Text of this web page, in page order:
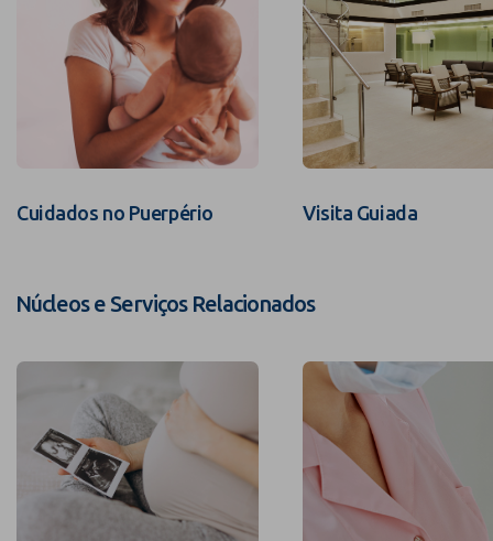
Cuidados no Puerpério Visita Guiada
Núcleos e Serviços Relacionados